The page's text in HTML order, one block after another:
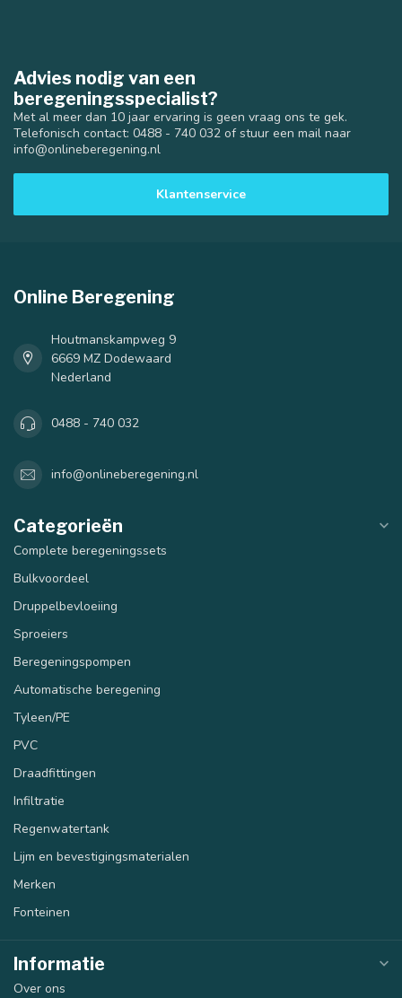
Advies nodig van een
beregeningsspecialist?
Met al meer dan 10 jaar ervaring is geen vraag ons te gek.
Telefonisch contact: 0488 - 740 032 of stuur een mail naar
info@onlineberegening.nl
Klantenservice
Online Beregening
Houtmanskampweg 9
6669 MZ Dodewaard
Nederland
0488 - 740 032
info@onlineberegening.nl
Categorieën
Complete beregeningssets
Bulkvoordeel
Druppelbevloeiing
Sproeiers
Beregeningspompen
Automatische beregening
Tyleen/PE
PVC
Draadfittingen
Infiltratie
Regenwatertank
Lijm en bevestigingsmaterialen
Merken
Fonteinen
Informatie
Over ons